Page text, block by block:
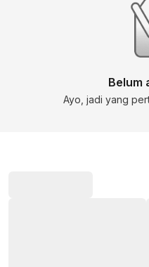
Belum
Ayo, jadi yang